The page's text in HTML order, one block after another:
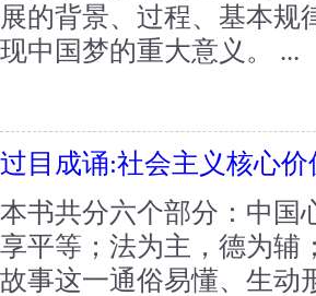
展的背景、过程、基本规
现中国梦的重大意义。 ...
过目成诵:社会主义核心
本书共分六个部分：中国
享平等；法为主，德为辅
故事这一通俗易懂、生动